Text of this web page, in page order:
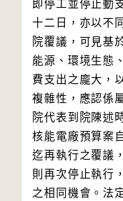
即停工並停止動
十二日，亦以不
院覆議，可見基
能源、環境生態
費支出之龐大，
複雜性，應認係
院代表到院陳述
核能電廠預算案
迄再執行之覆議
則再次停止執行
之相同機會。法